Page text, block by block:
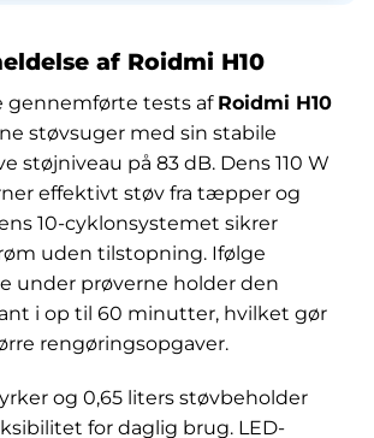
af Roidmi H10
gennemførte tests af Roidmi H10
støvsuger med sin stabile
støjniveau på 83 dB. Dens 110 W
effektivt støv fra tæpper og
10-cyklonsystemet sikrer
uden tilstopning. Ifølge
under prøverne holder den
i op til 60 minutter, hvilket gør
rengøringsopgaver.
og 0,65 liters støvbeholder
for daglig brug. LED-